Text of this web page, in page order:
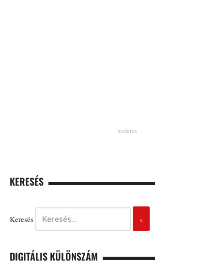
KERESÉS
Keresés
DIGITÁLIS KÜLÖNSZÁM